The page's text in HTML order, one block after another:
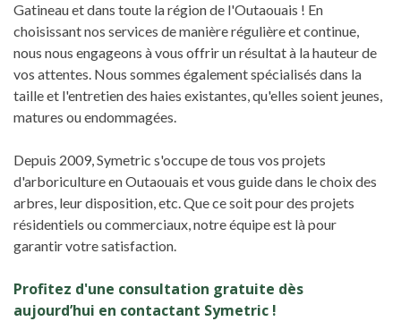
Gatineau et dans toute la région de l'Outaouais ! En
choisissant nos services de manière régulière et continue,
nous nous engageons à vous offrir un résultat à la hauteur de
vos attentes. Nous sommes également spécialisés dans la
taille et l'entretien des haies existantes, qu'elles soient jeunes,
matures ou endommagées.
Depuis 2009, Symetric s'occupe de tous vos projets
d'arboriculture en Outaouais et vous guide dans le choix des
arbres, leur disposition, etc. Que ce soit pour des projets
résidentiels ou commerciaux, notre équipe est là pour
garantir votre satisfaction.
Profitez d'une consultation gratuite dès
aujourd’hui en contactant Symetric !